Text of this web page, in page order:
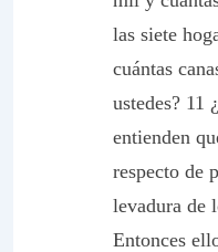
las siete
cuántas
ustedes? 11
entienden
respecto de
levadura de
Entonces